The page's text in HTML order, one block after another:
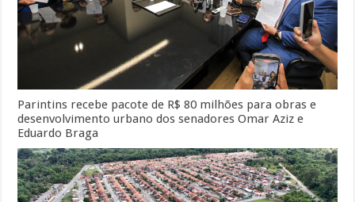
Parintins recebe pacote de R$ 80 milhões para obras e
desenvolvimento urbano dos senadores Omar Aziz e
Eduardo Braga